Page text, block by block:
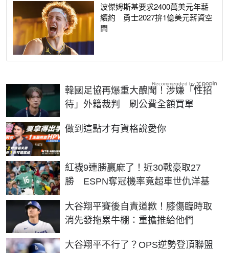
波傑姆斯基要求2400萬美元年薪
續約 勇士2027拚1億美元薪資空
間
韓國足協再爆重大醜聞！涉嫌「性招
待」外籍裁判 刷公費全額買單
做到這點才有資格說愛你
PR
紅襪9連勝贏麻了！近30戰豪取27
勝 ESPN奪冠機率竟超車世仇洋基
大谷翔平賽後自責道歉！膝傷臨時取
消先發拖累牛棚：重擔推給他們
大谷翔平不行了？OPS逆勢登頂聯盟
Recommended by